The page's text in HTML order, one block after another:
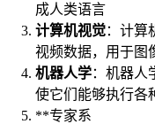
成人类语言
计算机视觉：计算
视频数据，用于图
机器人学：机器人
使它们能够执行各
**专家系